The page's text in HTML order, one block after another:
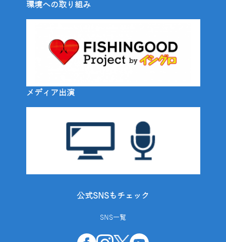
環境への取り組み
メディア出演
公式SNSもチェック
SNS一覧